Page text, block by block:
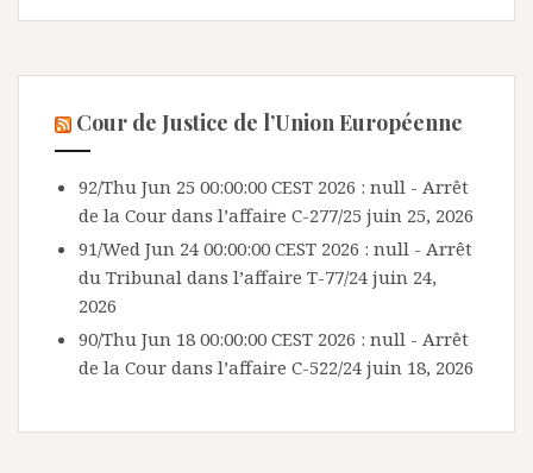
Cour de Justice de l’Union Européenne
92/Thu Jun 25 00:00:00 CEST 2026 : null - Arrêt
de la Cour dans l’affaire C-277/25 juin 25, 2026
91/Wed Jun 24 00:00:00 CEST 2026 : null - Arrêt
du Tribunal dans l’affaire T-77/24 juin 24,
2026
90/Thu Jun 18 00:00:00 CEST 2026 : null - Arrêt
de la Cour dans l’affaire C-522/24 juin 18, 2026